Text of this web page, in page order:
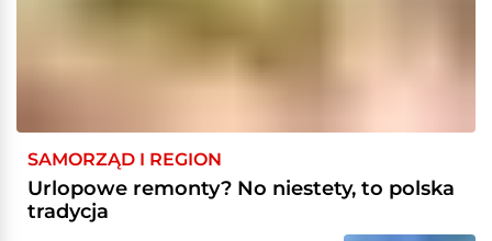
SAMORZĄD I REGION
Urlopowe remonty? No niestety, to polska
tradycja